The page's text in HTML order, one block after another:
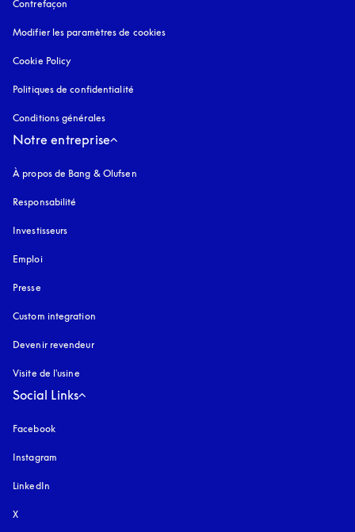
Contrefaçon
Modifier les paramètres de cookies
Cookie Policy
Politiques de confidentialité
Conditions générales
Notre entreprise
À propos de Bang & Olufsen
Responsabilité
Investisseurs
Emploi
Presse
Custom integration
Devenir revendeur
Visite de l'usine
Social Links
Facebook
Instagram
LinkedIn
X